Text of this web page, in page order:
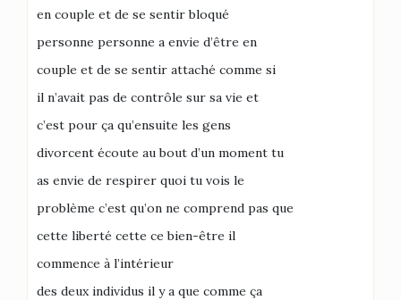
en couple et de se sentir bloqué
personne personne a envie d’être en
couple et de se sentir attaché comme si
il n’avait pas de contrôle sur sa vie et
c’est pour ça qu’ensuite les gens
divorcent écoute au bout d’un moment tu
as envie de respirer quoi tu vois le
problème c’est qu’on ne comprend pas que
cette liberté cette ce bien-être il
commence à l’intérieur
des deux individus il y a que comme ça